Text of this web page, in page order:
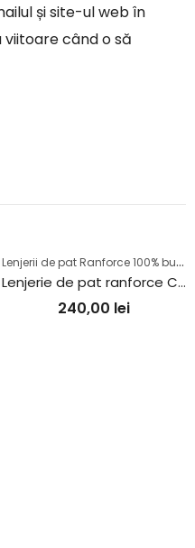
și site-ul web în
când o să
L
enjerii de pat Ranforce 100% bumbac
Lenjerie de pat ranforce Clasy king size (ZETA)
240,00 lei